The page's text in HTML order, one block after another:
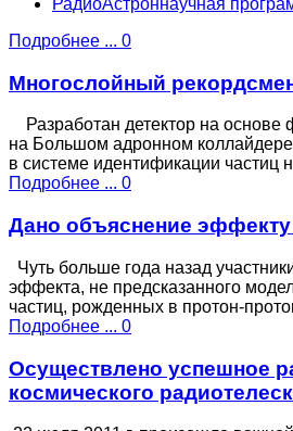
РадиоАстроннаучная
Подробнее ... 0
Многослойный
Разработан детектор на
на Большом адронном коллайдере
в системе идентификации
Подробнее ... 0
Дано объяснение эффекту
Чуть больше года назад
эффекта, не предсказанного
частиц, рожденных в протон-
Подробнее ... 0
Осуществлено успешное
космического